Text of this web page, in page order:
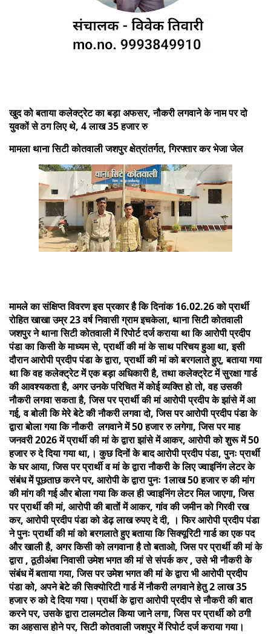
खुद को बताया कलेक्ट्रेट का बड़ा अफसर, नौकरी लगवाने के नाम पर दो
युवकों से ठग लिए थे, 4 लाख 35 हजार रु
मामला थाना सिटी कोतवाली जशपुर क्षेत्रांतर्गत, गिरफ्तार कर भेजा जेल
मामले का संक्षिप्त विवरण इस प्रकार है कि दिनांक 16.02.26 को प्रार्थी
रोहित खाखा उम्र 23 वर्ष निवासी ग्राम इचकेला, थाना सिटी कोतवाली
जशपुर ने थाना सिटी कोतवाली में रिपोर्ट दर्ज कराया था कि आरोपी प्रदीप
पंडा का किसी के माध्यम से, प्रार्थी की मां के साथ परिचय हुआ था, इसी
दौरान आरोपी प्रदीप पंडा के द्वारा, प्रार्थी की मां को बरगलाते हुए, बताया गया
था कि वह कलेक्ट्रेट में एक बड़ा अधिकारी है, तथा कलेक्ट्रेट में सुरक्षा गार्ड
की आवश्यकता है, अगर उनके परिचित में कोई व्यक्ति हो तो, वह उसकी
नौकरी लगवा सकता है, जिस पर प्रार्थी की मां आरोपी प्रदीप के झांसे में आ
गई, व बोली कि मेरे बेटे की नौकरी लगवा दो, जिस पर आरोपी प्रदीप पंडा के
द्वारा बोला गया कि नौकरी लगवाने में 50 हजार रु लगेगा, जिस पर माह
जनवरी 2026 में प्रार्थी की मां के द्वारा झांसे में आकर, आरोपी को शुरू में 50
हजार रु दे दिया गया था,। कुछ दिनों के बाद आरोपी प्रदीप पंडा, पुनः प्रार्थी
के घर आया, जिस पर प्रार्थी व मां के द्वारा नौकरी के लिए ज्वाइनिंग लेटर के
संबंध में पूछताछ करने पर, आरोपी के द्वारा पुनः 1लाख 50 हजार रु की मांग
की मांग की गई और बोला गया कि कल ही ज्वाइनिंग लेटर मिल जाएगा, जिस
पर प्रार्थी की मां, आरोपी की बातों में आकर, गांव की जमीन को गिरवी रख
कर, आरोपी प्रदीप पंडा को डेढ़ लाख रुपए दे दी, । फिर आरोपी प्रदीप पंडा
ने पुनः प्रार्थी की मां को बरगलाते हुए बताया कि सिक्यूरिटी गार्ड का एक पद
और खाली है, अगर किसी को लगवाना है तो बताओ, जिस पर प्रार्थी की मां के
द्वारा , ठूठीअंबा निवासी उमेश भगत की मां से संपर्क कर , उसे भी नौकरी के
संबंध में बताया गया, जिस पर उमेश भगत की मां के द्वारा भी आरोपी प्रदीप
पंडा को, अपने बेटे की सिक्योरिटी गार्ड में नौकरी लगवाने हेतु 2 लाख 35
हजार रु को दे दिया गया। प्रार्थी के द्वारा आरोपी प्रदीप से नौकरी की बात
करने पर, उसके द्वारा टालमटोल किया जाने लगा, जिस पर प्रार्थी को ठगी
का अहसास होने पर, सिटी कोतवाली जशपुर में रिपोर्ट दर्ज कराया गया।